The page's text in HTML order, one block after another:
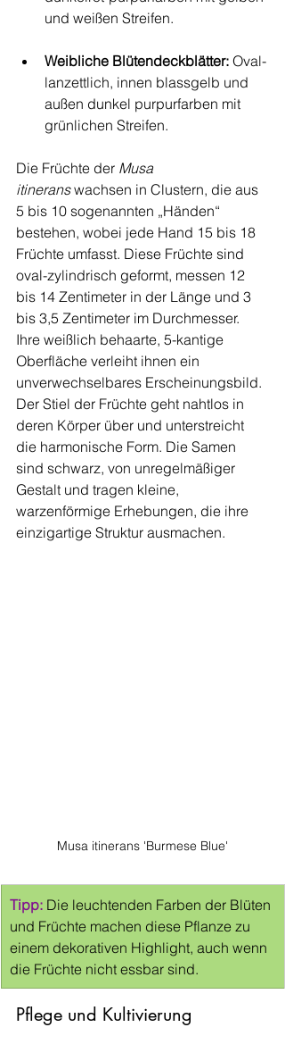
und weißen Streifen.
Weibliche Blütendeckblätter: Oval-
lanzettlich, innen blassgelb und
außen dunkel purpurfarben mit
grünlichen Streifen.
Die Früchte der Musa
itinerans wachsen in Clustern, die aus
5 bis 10 sogenannten „Händen“
bestehen, wobei jede Hand 15 bis 18
Früchte umfasst. Diese Früchte sind
oval-zylindrisch geformt, messen 12
bis 14 Zentimeter in der Länge und 3
bis 3,5 Zentimeter im Durchmesser.
Ihre weißlich behaarte, 5-kantige
Oberfläche verleiht ihnen ein
unverwechselbares Erscheinungsbild.
Der Stiel der Früchte geht nahtlos in
deren Körper über und unterstreicht
die harmonische Form. Die Samen
sind schwarz, von unregelmäßiger
Gestalt und tragen kleine,
warzenförmige Erhebungen, die ihre
einzigartige Struktur ausmachen.
Musa itinerans 'Burmese Blue'
Tipp: Die leuchtenden Farben der Blüten
und Früchte machen diese Pflanze zu
einem dekorativen Highlight, auch wenn
die Früchte nicht essbar sind.
Pflege und Kultivierung